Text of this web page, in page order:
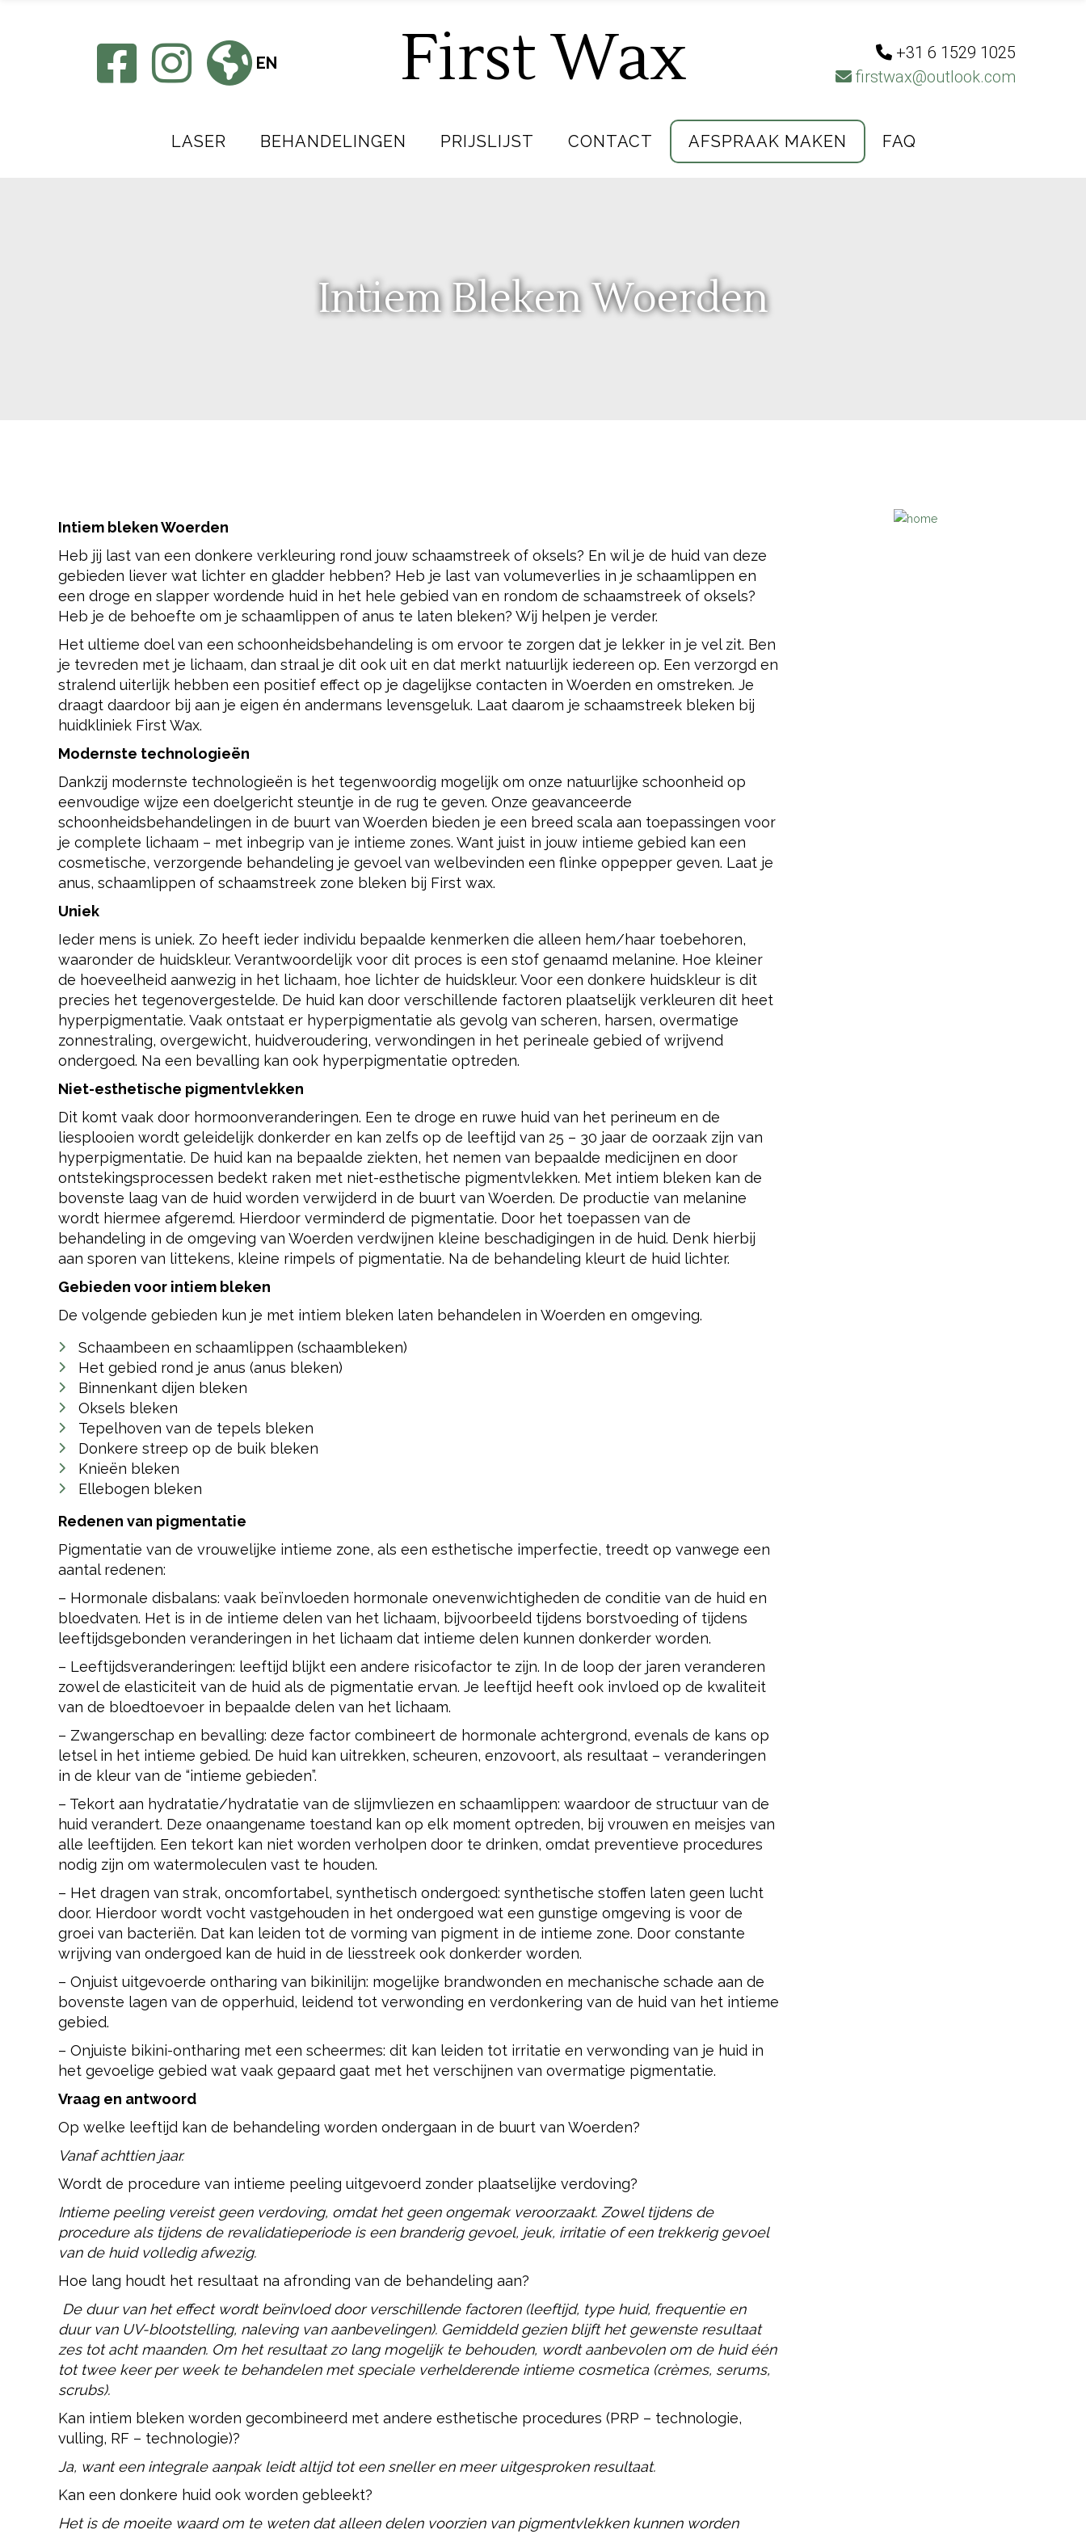
EN First Wax
+31 6 1529 1025
firstwax@outlook.com
LASER BEHANDELINGEN PRIJSLIJST CONTACT AFSPRAAK MAKEN FAQ
Intiem Bleken Woerden
Intiem bleken Woerden
Heb jij last van een donkere verkleuring rond jouw schaamstreek of oksels? En wil je de huid van deze
gebieden liever wat lichter en gladder hebben? Heb je last van volumeverlies in je schaamlippen en
een droge en slapper wordende huid in het hele gebied van en rondom de schaamstreek of oksels?
Heb je de behoefte om je schaamlippen of anus te laten bleken? Wij helpen je verder.
Het ultieme doel van een schoonheidsbehandeling is om ervoor te zorgen dat je lekker in je vel zit. Ben
je tevreden met je lichaam, dan straal je dit ook uit en dat merkt natuurlijk iedereen op. Een verzorgd en
stralend uiterlijk hebben een positief effect op je dagelijkse contacten in Woerden en omstreken. Je
draagt daardoor bij aan je eigen én andermans levensgeluk. Laat daarom je schaamstreek bleken bij
huidkliniek First Wax.
Modernste technologieën
Dankzij modernste technologieën is het tegenwoordig mogelijk om onze natuurlijke schoonheid op
eenvoudige wijze een doelgericht steuntje in de rug te geven. Onze geavanceerde
schoonheidsbehandelingen in de buurt van Woerden bieden je een breed scala aan toepassingen voor
je complete lichaam – met inbegrip van je intieme zones. Want juist in jouw intieme gebied kan een
cosmetische, verzorgende behandeling je gevoel van welbevinden een flinke oppepper geven. Laat je
anus, schaamlippen of schaamstreek zone bleken bij First wax.
Uniek
Ieder mens is uniek. Zo heeft ieder individu bepaalde kenmerken die alleen hem/haar toebehoren,
waaronder de huidskleur. Verantwoordelijk voor dit proces is een stof genaamd melanine. Hoe kleiner
de hoeveelheid aanwezig in het lichaam, hoe lichter de huidskleur. Voor een donkere huidskleur is dit
precies het tegenovergestelde. De huid kan door verschillende factoren plaatselijk verkleuren dit heet
hyperpigmentatie. Vaak ontstaat er hyperpigmentatie als gevolg van scheren, harsen, overmatige
zonnestraling, overgewicht, huidveroudering, verwondingen in het perineale gebied of wrijvend
ondergoed. Na een bevalling kan ook hyperpigmentatie optreden.
Niet-esthetische pigmentvlekken
Dit komt vaak door hormoonveranderingen. Een te droge en ruwe huid van het perineum en de
liesplooien wordt geleidelijk donkerder en kan zelfs op de leeftijd van 25 – 30 jaar de oorzaak zijn van
hyperpigmentatie. De huid kan na bepaalde ziekten, het nemen van bepaalde medicijnen en door
ontstekingsprocessen bedekt raken met niet-esthetische pigmentvlekken. Met intiem bleken kan de
bovenste laag van de huid worden verwijderd in de buurt van Woerden. De productie van melanine
wordt hiermee afgeremd. Hierdoor verminderd de pigmentatie. Door het toepassen van de
behandeling in de omgeving van Woerden verdwijnen kleine beschadigingen in de huid. Denk hierbij
aan sporen van littekens, kleine rimpels of pigmentatie. Na de behandeling kleurt de huid lichter.
Gebieden voor intiem bleken
De volgende gebieden kun je met intiem bleken laten behandelen in Woerden en omgeving.
Schaambeen en schaamlippen (schaambleken)
Het gebied rond je anus (anus bleken)
Binnenkant dijen bleken
Oksels bleken
Tepelhoven van de tepels bleken
Donkere streep op de buik bleken
Knieën bleken
Ellebogen bleken
Redenen van pigmentatie
Pigmentatie van de vrouwelijke intieme zone, als een esthetische imperfectie, treedt op vanwege een
aantal redenen:
– Hormonale disbalans: vaak beïnvloeden hormonale onevenwichtigheden de conditie van de huid en
bloedvaten. Het is in de intieme delen van het lichaam, bijvoorbeeld tijdens borstvoeding of tijdens
leeftijdsgebonden veranderingen in het lichaam dat intieme delen kunnen donkerder worden.
– Leeftijdsveranderingen: leeftijd blijkt een andere risicofactor te zijn. In de loop der jaren veranderen
zowel de elasticiteit van de huid als de pigmentatie ervan. Je leeftijd heeft ook invloed op de kwaliteit
van de bloedtoevoer in bepaalde delen van het lichaam.
– Zwangerschap en bevalling: deze factor combineert de hormonale achtergrond, evenals de kans op
letsel in het intieme gebied. De huid kan uitrekken, scheuren, enzovoort, als resultaat – veranderingen
in de kleur van de “intieme gebieden”.
– Tekort aan hydratatie/hydratatie van de slijmvliezen en schaamlippen: waardoor de structuur van de
huid verandert. Deze onaangename toestand kan op elk moment optreden, bij vrouwen en meisjes van
alle leeftijden. Een tekort kan niet worden verholpen door te drinken, omdat preventieve procedures
nodig zijn om watermoleculen vast te houden.
– Het dragen van strak, oncomfortabel, synthetisch ondergoed: synthetische stoffen laten geen lucht
door. Hierdoor wordt vocht vastgehouden in het ondergoed wat een gunstige omgeving is voor de
groei van bacteriën. Dat kan leiden tot de vorming van pigment in de intieme zone. Door constante
wrijving van ondergoed kan de huid in de liesstreek ook donkerder worden.
– Onjuist uitgevoerde ontharing van bikinilijn: mogelijke brandwonden en mechanische schade aan de
bovenste lagen van de opperhuid, leidend tot verwonding en verdonkering van de huid van het intieme
gebied.
– Onjuiste bikini-ontharing met een scheermes: dit kan leiden tot irritatie en verwonding van je huid in
het gevoelige gebied wat vaak gepaard gaat met het verschijnen van overmatige pigmentatie.
Vraag en antwoord
Op welke leeftijd kan de behandeling worden ondergaan in de buurt van Woerden?
Vanaf achttien jaar.
Wordt de procedure van intieme peeling uitgevoerd zonder plaatselijke verdoving?
Intieme peeling vereist geen verdoving, omdat het geen ongemak veroorzaakt. Zowel tijdens de
procedure als tijdens de revalidatieperiode is een branderig gevoel, jeuk, irritatie of een trekkerig gevoel
van de huid volledig afwezig.
Hoe lang houdt het resultaat na afronding van de behandeling aan?
De duur van het effect wordt beïnvloed door verschillende factoren (leeftijd, type huid, frequentie en
duur van UV-blootstelling, naleving van aanbevelingen). Gemiddeld gezien blijft het gewenste resultaat
zes tot acht maanden. Om het resultaat zo lang mogelijk te behouden, wordt aanbevolen om de huid één
tot twee keer per week te behandelen met speciale verhelderende intieme cosmetica (crèmes, serums,
scrubs).
Kan intiem bleken worden gecombineerd met andere esthetische procedures (PRP – technologie,
vulling, RF – technologie)?
Ja, want een integrale aanpak leidt altijd tot een sneller en meer uitgesproken resultaat.
Kan een donkere huid ook worden gebleekt?
Het is de moeite waard om te weten dat alleen delen voorzien van pigmentvlekken kunnen worden